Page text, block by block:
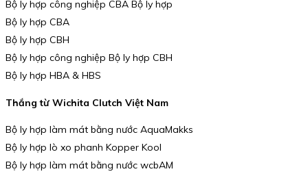
Bộ ly hợp công nghiệp CBA Bộ ly hợp
Bộ ly hợp CBA
Bộ ly hợp CBH
Bộ ly hợp công nghiệp Bộ ly hợp CBH
Bộ ly hợp HBA & HBS
Thắng từ Wichita Clutch Việt Nam
Bộ ly hợp làm mát bằng nước AquaMakks
Bộ ly hợp lò xo phanh Kopper Kool
Bộ ly hợp làm mát bằng nước wcbAM